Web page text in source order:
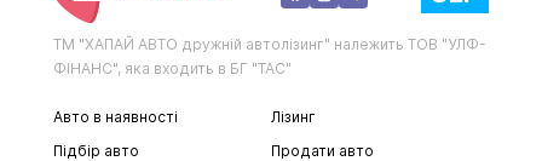
ТМ "ХАПАЙ АВТО дружній автолізинг" належить ТОВ "УЛФ-
ФІНАНС", яка входить в БГ "ТАС"
Авто в наявності
Підбір авто
Лізинг
Продати авто